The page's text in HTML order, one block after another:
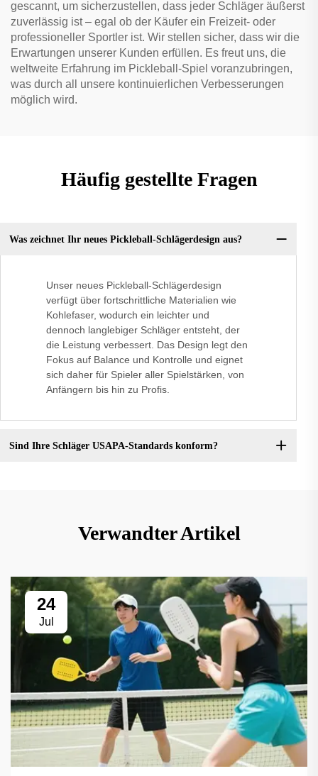
gescannt, um sicherzustellen, dass jeder Schläger äußerst
zuverlässig ist – egal ob der Käufer ein Freizeit- oder
professioneller Sportler ist. Wir stellen sicher, dass wir die
Erwartungen unserer Kunden erfüllen. Es freut uns, die
weltweite Erfahrung im Pickleball-Spiel voranzubringen,
was durch all unsere kontinuierlichen Verbesserungen
möglich wird.
Häufig gestellte Fragen
Was zeichnet Ihr neues Pickleball-Schlägerdesign aus?
Unser neues Pickleball-Schlägerdesign
verfügt über fortschrittliche Materialien wie
Kohlefaser, wodurch ein leichter und
dennoch langlebiger Schläger entsteht, der
die Leistung verbessert. Das Design legt den
Fokus auf Balance und Kontrolle und eignet
sich daher für Spieler aller Spielstärken, von
Anfängern bis hin zu Profis.
Sind Ihre Schläger USAPA-Standards konform?
Verwandter Artikel
24
Jul